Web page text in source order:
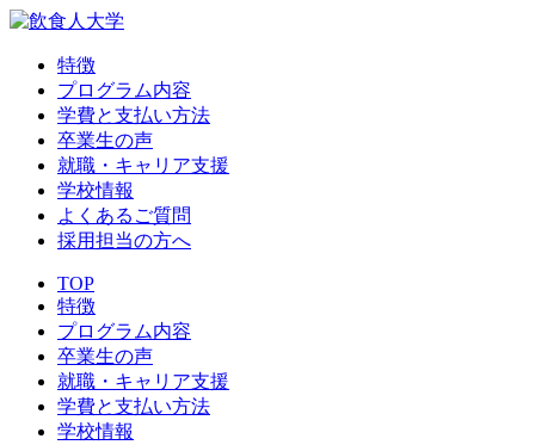
特徴
プログラム内容
学費と支払い方法
卒業生の声
就職・キャリア支援
学校情報
よくあるご質問
採用担当の方へ
TOP
特徴
プログラム内容
卒業生の声
就職・キャリア支援
学費と支払い方法
学校情報